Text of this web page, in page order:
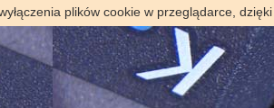
plików cookie w przeglądarce,